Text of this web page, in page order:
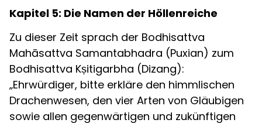
Kapitel 5: Die Namen der Höllenreiche
Zu dieser Zeit sprach der Bodhisattva
Mahāsattva Samantabhadra (Puxian) zum
Bodhisattva Kṣitigarbha (Dizang):
„Ehrwürdiger, bitte erkläre den himmlischen
Drachenwesen, den vier Arten von Gläubigen
sowie allen gegenwärtigen und zukünftigen